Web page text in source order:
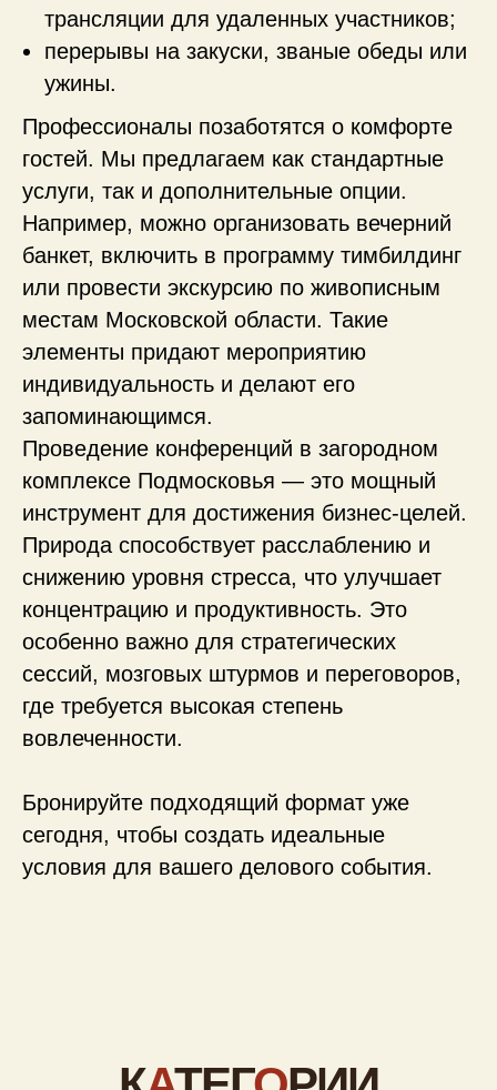
трансляции для удаленных участников;
перерывы на закуски, званые обеды или
ужины.
Профессионалы позаботятся о комфорте
гостей. Мы предлагаем как стандартные
услуги, так и дополнительные опции.
Например, можно организовать вечерний
банкет, включить в программу тимбилдинг
или провести экскурсию по живописным
местам Московской области. Такие
элементы придают мероприятию
индивидуальность и делают его
запоминающимся.
Проведение конференций в загородном
комплексе Подмосковья — это мощный
инструмент для достижения бизнес-целей.
Природа способствует расслаблению и
снижению уровня стресса, что улучшает
концентрацию и продуктивность. Это
особенно важно для стратегических
сессий, мозговых штурмов и переговоров,
где требуется высокая степень
вовлеченности.
Бронируйте подходящий формат уже
сегодня, чтобы создать идеальные
условия для вашего делового события.
Coupe Sngl
4 однокомнатных одноместных номера
Дополнительные места
номеров с одной кроватью
2 двухкомнатных трехместных номера
с одной двуспальной кроватью и одной
4 двухкомнатных четырехместных
номера с одной двуспальной кроватью
и двумя односпальными кроватями
Что есть в корпусе?